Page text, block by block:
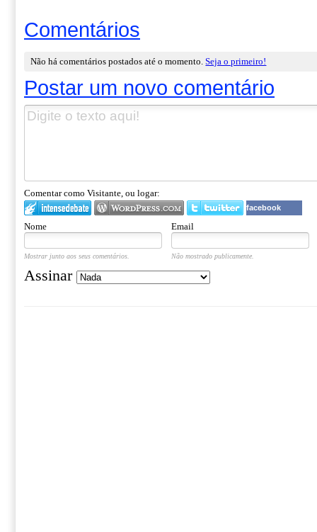
Comentários
Não há comentários postados até o momento.Seja o primeiro!
Postar um novo comentário
Comentar como Visitante, ou logar:
facebook
Nome Email
Mostrar junto aos seus comentários. Não mostrado publicamente.
Assinar